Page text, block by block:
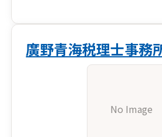
廣野青海税理士事務
No Image